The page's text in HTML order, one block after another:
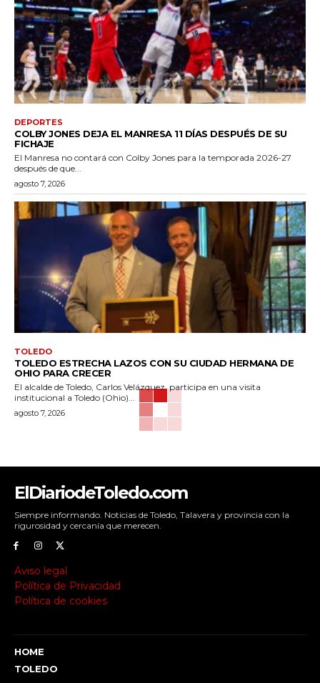
DEPORTES
COLBY JONES DEJA EL MANRESA 11 DÍAS DESPUÉS DE SU
FICHAJE
El Manresa no contará con Colby Jones para la temporada 2026-27
después de que...
agosto 7, 2026
TOLEDO
TOLEDO ESTRECHA LAZOS CON SU CIUDAD HERMANA DE
OHIO PARA CRECER
El alcalde de Toledo, Carlos Velázquez, participa en una visita
institucional a Toledo (Ohio)...
agosto 7, 2026
ElDiariodeToledo.com
Siempre informando. Noticias de Toledo, Talavera y provincia con la
rigurosidad y cercanía que merecen.
Aviso legal
Política de Privacidad
Política de cookies
HOME
TOLEDO